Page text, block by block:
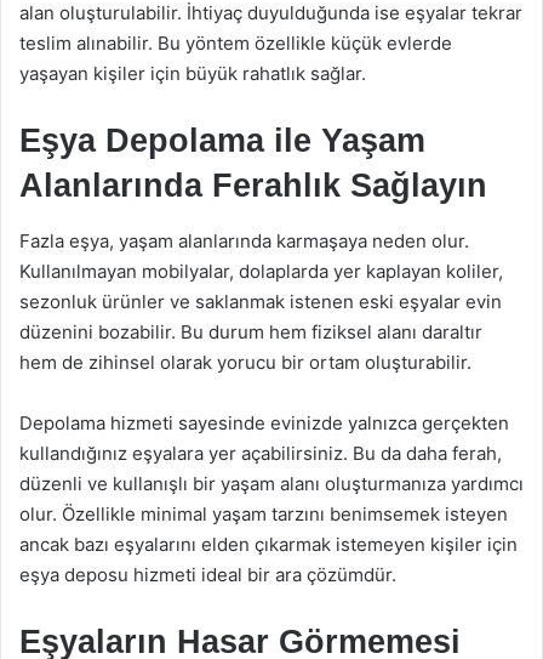
alan oluşturulabilir. İhtiyaç duyulduğunda ise eşyalar tekrar
teslim alınabilir. Bu yöntem özellikle küçük evlerde
yaşayan kişiler için büyük rahatlık sağlar.
Eşya Depolama ile Yaşam
Alanlarında Ferahlık Sağlayın
Fazla eşya, yaşam alanlarında karmaşaya neden olur.
Kullanılmayan mobilyalar, dolaplarda yer kaplayan koliler,
sezonluk ürünler ve saklanmak istenen eski eşyalar evin
düzenini bozabilir. Bu durum hem fiziksel alanı daraltır
hem de zihinsel olarak yorucu bir ortam oluşturabilir.
Depolama hizmeti sayesinde evinizde yalnızca gerçekten
kullandığınız eşyalara yer açabilirsiniz. Bu da daha ferah,
düzenli ve kullanışlı bir yaşam alanı oluşturmanıza yardımcı
olur. Özellikle minimal yaşam tarzını benimsemek isteyen
ancak bazı eşyalarını elden çıkarmak istemeyen kişiler için
eşya deposu hizmeti ideal bir ara çözümdür.
Eşyaların Hasar Görmemesi